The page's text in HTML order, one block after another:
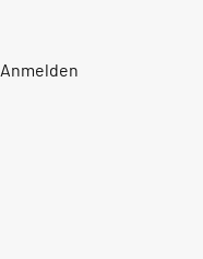
Anmelden